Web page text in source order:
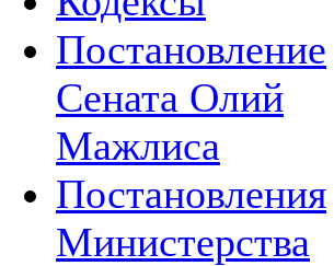
Постановление
Сената Олий
Мажлиса
Постановления
Министерства